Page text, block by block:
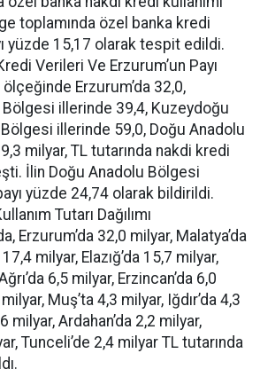
toplamında özel banka kredi
yüzde 15,17 olarak tespit edildi.
Verileri Ve Erzurum’un Payı
Erzurum’da 32,0,
illerinde 39,4, Kuzeydoğu
illerinde 59,0, Doğu Anadolu
milyar, TL tutarında nakdi kredi
İlin Doğu Anadolu Bölgesi
yüzde 24,74 olarak bildirildi.
Tutarı Dağılımı
Erzurum’da 32,0 milyar, Malatya’da
milyar, Elazığ’da 15,7 milyar,
6,5 milyar, Erzincan’da 6,0
Muş’ta 4,3 milyar, Iğdır’da 4,3
milyar, Ardahan’da 2,2 milyar,
Tunceli’de 2,4 milyar TL tutarında